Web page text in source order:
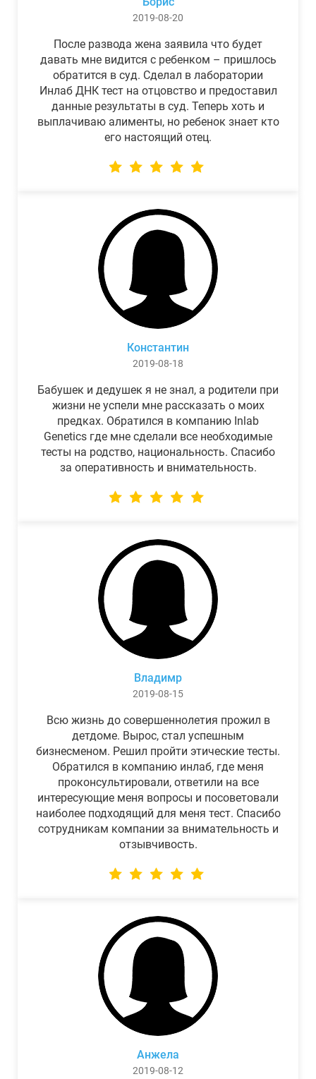
2019-08-20
После развода жена заявила что будет
давать мне видится с ребенком – пришлось
обратится в суд. Сделал в лаборатории
Инлаб ДНК тест на отцовство и предоставил
данные результаты в суд. Теперь хоть и
выплачиваю алименты, но ребенок знает кто
его настоящий отец.
Константин
2019-08-18
Бабушек и дедушек я не знал, а родители при
жизни не успели мне рассказать о моих
предках. Обратился в компанию Inlab
Genetics где мне сделали все необходимые
тесты на родство, национальность. Спасибо
за оперативность и внимательность.
Владимр
2019-08-15
Всю жизнь до совершеннолетия прожил в
детдоме. Вырос, стал успешным
бизнесменом. Решил пройти этические тесты.
Обратился в компанию инлаб, где меня
проконсультировали, ответили на все
интересующие меня вопросы и посоветовали
наиболее подходящий для меня тест. Спасибо
сотрудникам компании за внимательность и
отзывчивость.
Анжела
2019-08-12